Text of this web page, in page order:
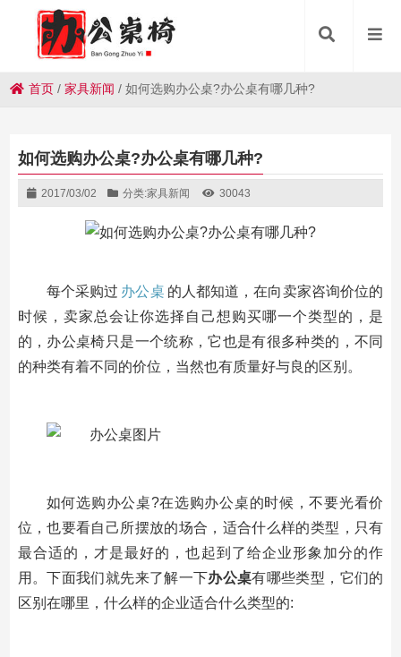
首页 /家具新闻 /如何选购办公桌?办公桌有哪几种?
如何选购办公桌?办公桌有哪几种?
2017/03/02 分类:家具新闻 30043
每个采购过 办公桌 的人都知道，在向卖家咨询价位的
时候，卖家总会让你选择自己想购买哪一个类型的，是
的，办公桌椅只是一个统称，它也是有很多种类的，不同
的种类有着不同的价位，当然也有质量好与良的区别。
如何选购办公桌?在选购办公桌的时候，不要光看价
位，也要看自己所摆放的场合，适合什么样的类型，只有
最合适的，才是最好的，也起到了给企业形象加分的作
用。下面我们就先来了解一下办公桌有哪些类型，它们的
区别在哪里，什么样的企业适合什么类型的: